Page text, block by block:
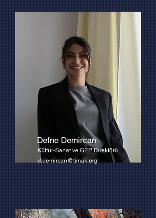
Defne Demircan
Kültür-Sanat ve GEP Direktörü
d.demircan@timak.org